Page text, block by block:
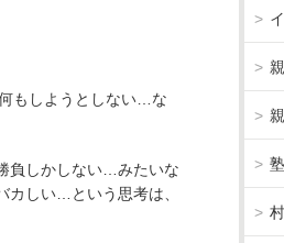
もしようとしない…な
負しかしない…みたいな
カしい…という思考は、